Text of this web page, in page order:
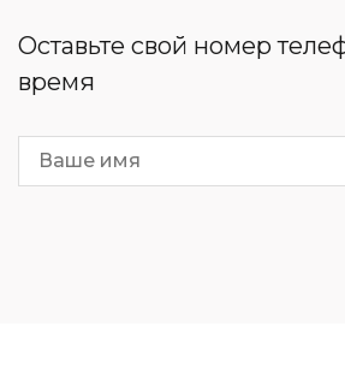
Оставьте свой номер
время